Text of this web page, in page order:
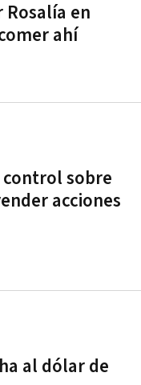
en
ahí
control sobre
acciones
al dólar de